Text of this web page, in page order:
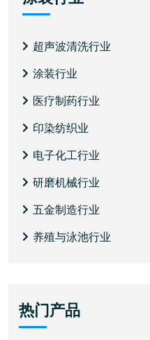
超声波清洗行业
涂装行业
医疗制药行业
印染纺织业
电子化工行业
研磨机械行业
五金制造行业
养殖与泳池行业
热门产品